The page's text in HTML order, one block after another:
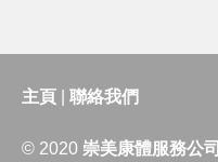
主頁 聯絡我們
© 2020 崇美康體服務公司